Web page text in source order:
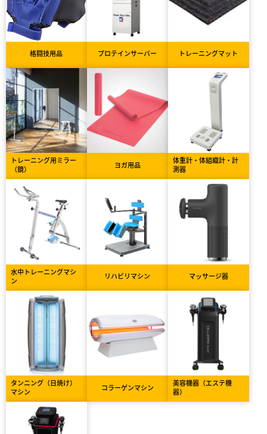
格闘技用品 プロテインサーバー トレーニングマット
トレーニング用ミラー
（鏡）
ヨガ用品
体重計・体組織計・計
測器
水中トレーニングマシ
ン
リハビリマシン マッサージ器
タンニング（日焼け）
マシン
コラーゲンマシン
美容機器（エステ機
器）